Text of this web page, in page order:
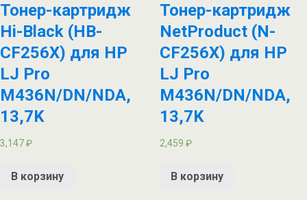
Тонер-картридж
Hi-Black (HB-
CF256X) для HP
LJ Pro
M436N/DN/NDA,
13,7K
3,147₽
В корзину
Тонер-картридж
NetProduct (N-
CF256X) для HP
LJ Pro
M436N/DN/NDA,
13,7K
2,459 ₽
В корзину